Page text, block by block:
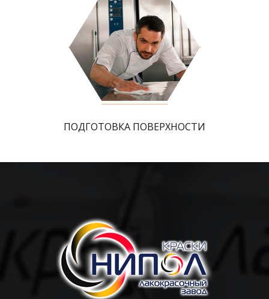
ПОДГОТОВКА ПОВЕРХНОСТИ